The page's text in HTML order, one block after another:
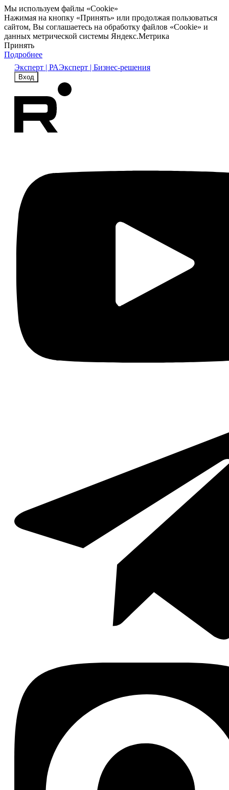
Мы используем файлы «Cookie»
Нажимая на кнопку «Принять» или продолжая пользоваться
сайтом, Вы соглашаетесь на обработку файлов «Cookie» и
данных метрической системы Яндекс.Метрика
Принять
Подробнее
Эксперт | РАЭксперт | Бизнес-решения
Вход